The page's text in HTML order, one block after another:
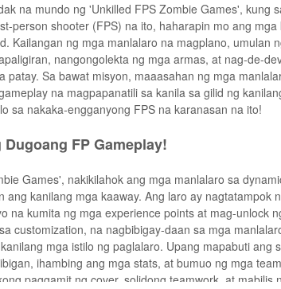
na mundo ng 'Unkilled FPS Zombie Games', kung
person shooter (FPS) na ito, haharapin mo ang
Kailangan ng mga manlalaro na magplano, umulan
nangongolekta ng mga armas, at nag-de-
patay. Sa bawat misyon, maaasahan ng mga
na magpapanatili sa kanila sa gilid ng
sa nakaka-engganyong FPS na karanasan na ito!
FP Gameplay!
Games', nakikilahok ang mga manlalaro sa
ang kanilang mga kaaway. Ang laro ay nagtatampok
na kumita ng mga experience points at mag-unlock
customization, na nagbibigay-daan sa mga
mga istilo ng paglalaro. Upang mapabuti
ihambing ang mga stats, at bumuo ng mga
paggamit ng cover, solidong teamwork, at